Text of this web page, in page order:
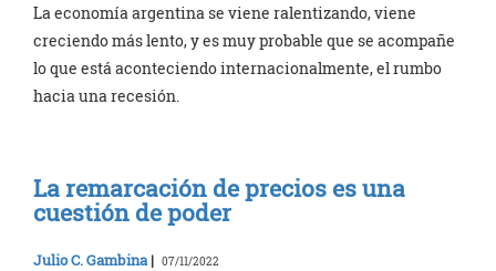
La economía argentina se viene ralentizando, viene
creciendo más lento, y es muy probable que se acompañe
lo que está aconteciendo internacionalmente, el rumbo
hacia una recesión.
La remarcación de precios es una
cuestión de poder
Julio C. Gambina| 07/11/2022